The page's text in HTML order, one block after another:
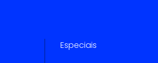
Especiais